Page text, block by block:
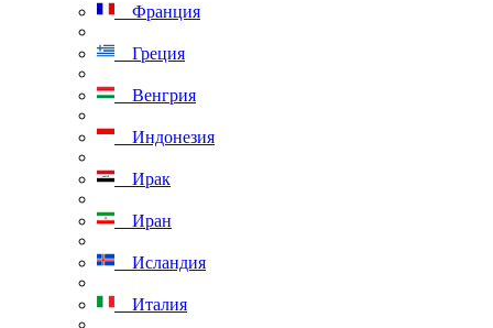
Франция
Греция
Венгрия
Индонезия
Ирак
Иран
Исландия
Италия